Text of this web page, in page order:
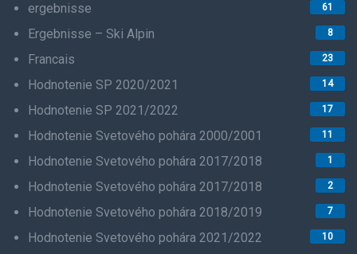
ergebnisse 61
Ergebnisse – Ski Alpin 8
Francais 23
Hodnotenie SP 2020/2021 14
Hodnotenie SP 2021/2022 17
Hodnotenie Svetového pohára 2000/2001 11
Hodnotenie Svetového pohára 2017/2018 1
Hodnotenie Svetového pohára 2017/2018 2
Hodnotenie Svetového pohára 2018/2019 7
Hodnotenie Svetového pohára 2021/2022 10